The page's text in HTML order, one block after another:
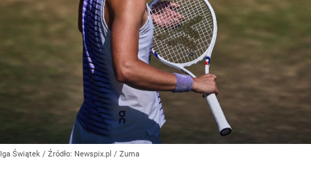
Iga Świątek / Źródło: Newspix.pl / Zuma